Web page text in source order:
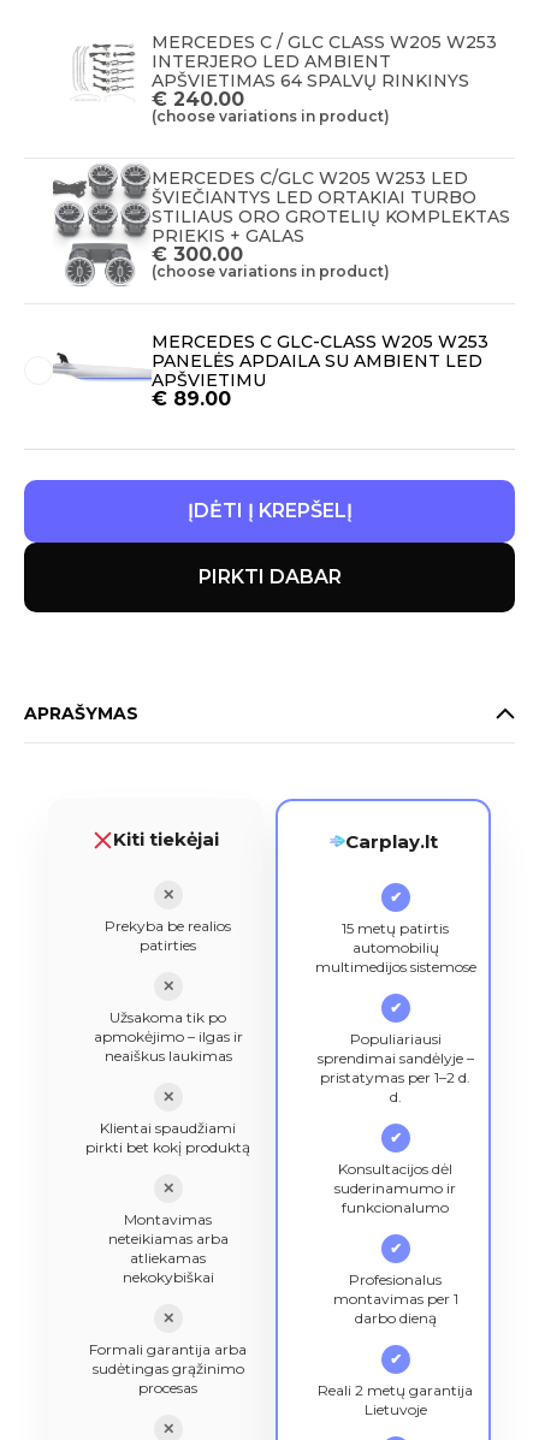
MERCEDES C / GLC CLASS W205 W253
INTERJERO LED AMBIENT
APŠVIETIMAS 64 SPALVŲ RINKINYS
€ 240.00
(choose variations in product)
MERCEDES C/GLC W205 W253 LED
ŠVIEČIANTYS LED ORTAKIAI TURBO
STILIAUS ORO GROTELIŲ KOMPLEKTAS
PRIEKIS + GALAS
€ 300.00
(choose variations in product)
MERCEDES C GLC-CLASS W205 W253
PANELĖS APDAILA SU AMBIENT LED
APŠVIETIMU
€ 89.00
ĮDĖTI Į KREPŠELĮ
PIRKTI DABAR
APRAŠYMAS
Kiti tiekėjai
✕
Prekyba be realios
patirties
✕
Užsakoma tik po
apmokėjimo – ilgas ir
neaiškus laukimas
✕
Klientai spaudžiami
pirkti bet kokį produktą
✕
Montavimas
neteikiamas arba
atliekamas
nekokybiškai
✕
Formali garantija arba
sudėtingas grąžinimo
procesas
✕
Carplay.lt
✔
15 metų patirtis
automobilių
multimedijos sistemose
✔
Populiariausi
sprendimai sandėlyje –
pristatymas per 1–2 d.
d.
✔
Konsultacijos dėl
suderinamumo ir
funkcionalumo
✔
Profesionalus
montavimas per 1
darbo dieną
✔
Reali 2 metų garantija
Lietuvoje